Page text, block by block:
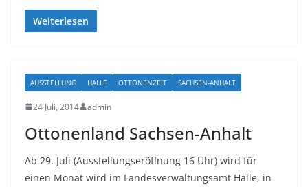
Weiterlesen
AUSSTELLUNG HALLE OTTONENZEIT SACHSEN-ANHALT
24 Juli, 2014 admin
Ottonenland Sachsen-Anhalt
Ab 29. Juli (Ausstellungseröffnung 16 Uhr) wird für
einen Monat wird im Landesverwaltungsamt Halle, in